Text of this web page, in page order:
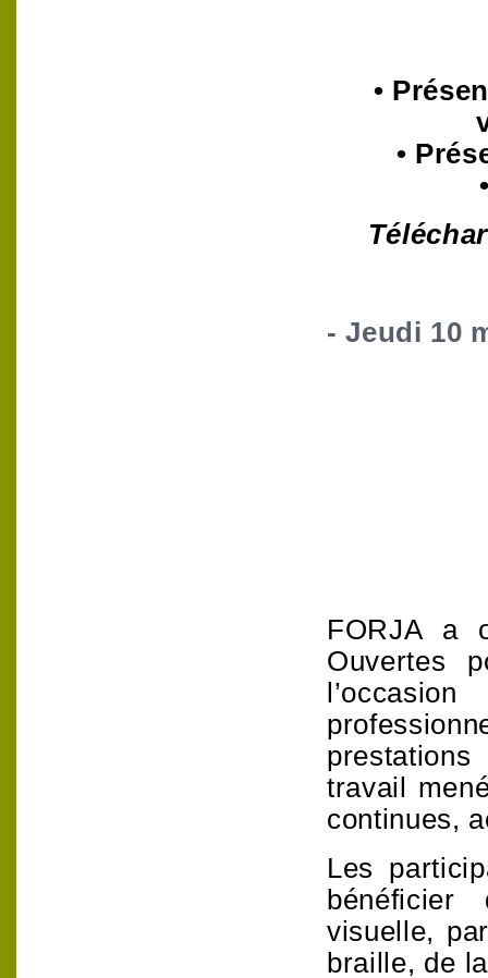
•
•
- Jeudi 10
FORJA a
Ouvertes
travail
continues,
Les
bénéficier
visuelle,
braille, de